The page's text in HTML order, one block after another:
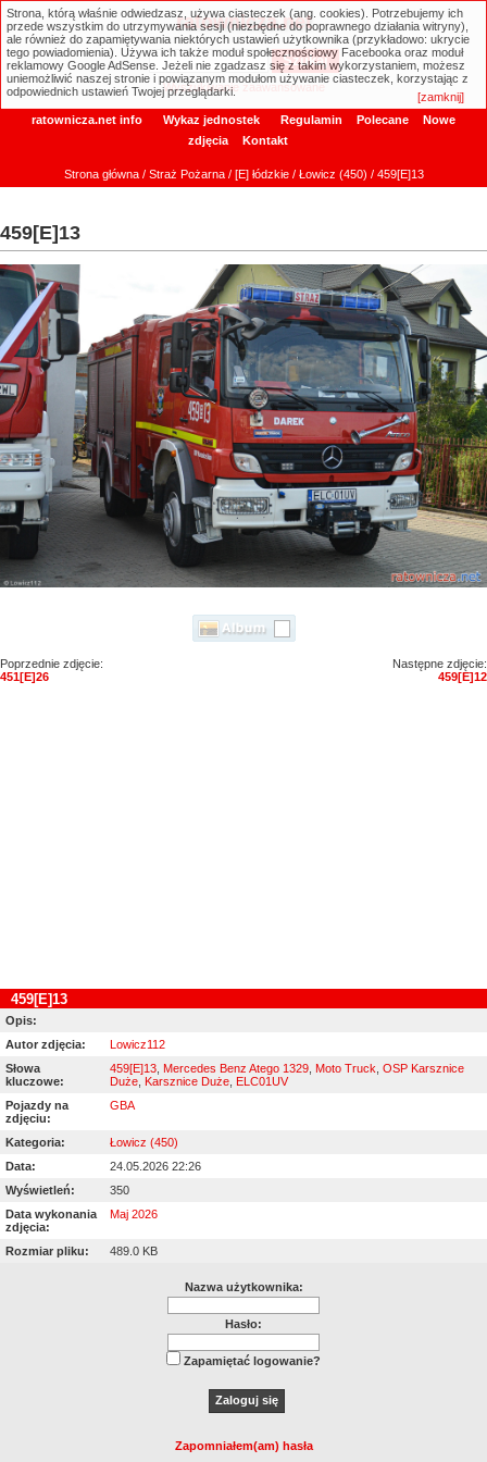
ratownicza.net
Wyszukiwanie zaawansowane
ratownicza.net info Wykaz jednostek Regulamin Polecane
Nowe
zdjęcia
Kontakt
Strona główna/ Straż Pożarna/ [E] łódzkie/ Łowicz (450) / 459[E]13
459[E]13
Poprzednie zdjęcie:
451[E]26
Następne zdjęcie:
459[E]12
459[E]13
Opis:
Autor zdjęcia:
Lowicz112
Słowa
kluczowe:
459[E]13 Mercedes Benz Atego 1329 Moto Truck OSP Karsznice
Duże
Karsznice Duże
ELC01UV
Pojazdy na
zdjęciu:
GBA
Kategoria:
Łowicz (450)
Data:
24.05.2026 22:26
Wyświetleń:
350
Data wykonania
zdjęcia:
Maj 2026
Rozmiar pliku: 489.0 KB
Nazwa użytkownika:
Hasło:
Zapamiętać logowanie?
Zapomniałem(am) hasła
Strona, którą właśnie odwiedzasz, używa ciasteczek (ang. cookies). Potrzebujemy ich
przede wszystkim do utrzymywania sesji (niezbędne do poprawnego działania witryny),
ale również do zapamiętywania niektórych ustawień użytkownika (przykładowo: ukrycie
tego powiadomienia). Używa ich także moduł społecznościowy Facebooka oraz moduł
reklamowy Google AdSense. Jeżeli nie zgadzasz się z takim wykorzystaniem, możesz
uniemożliwić naszej stronie i powiązanym modułom używanie ciasteczek, korzystając z
odpowiednich ustawień Twojej przeglądarki.
[zamknij]